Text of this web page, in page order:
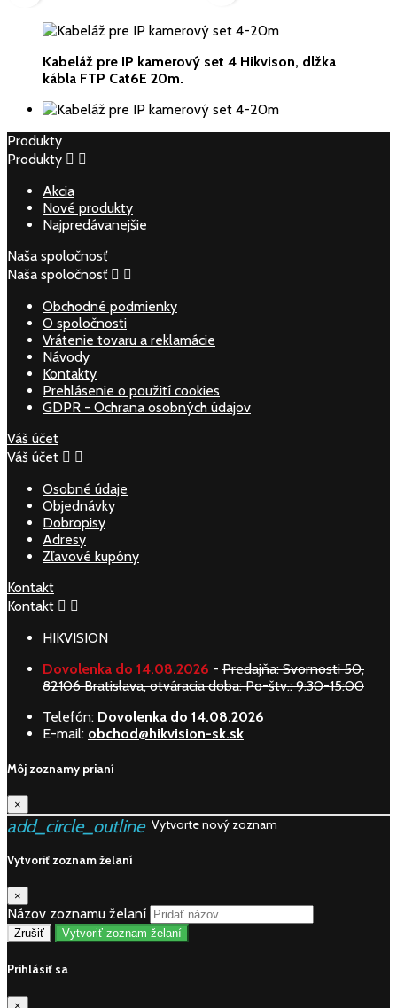
Kabeláž pre IP kamerový set 4 Hikvison, dlžka
kábla FTP Cat6E 20m.
Produkty
Produkty  
Akcia
Nové produkty
Najpredávanejšie
Naša spoločnosť
Naša spoločnosť  
Obchodné podmienky
O spoločnosti
Vrátenie tovaru a reklamácie
Návody
Kontakty
Prehlásenie o použití cookies
GDPR - Ochrana osobných údajov
Váš účet
Váš účet  
Osobné údaje
Objednávky
Dobropisy
Adresy
Zľavové kupóny
Kontakt
Kontakt  
HIKVISION
Dovolenka do 14.08.2026 - Predajňa: Svornosti 50,
82106 Bratislava, otváracia doba: Po-štv.: 9:30-15:00
Telefón: Dovolenka do 14.08.2026
E-mail: obchod@hikvision-sk.sk
Môj zoznamy prianí
×
add_circle_outline Vytvorte nový zoznam
Vytvoriť zoznam želaní
×
Názov zoznamu želaní
Zrušiť Vytvoriť zoznam želaní
Prihlásiť sa